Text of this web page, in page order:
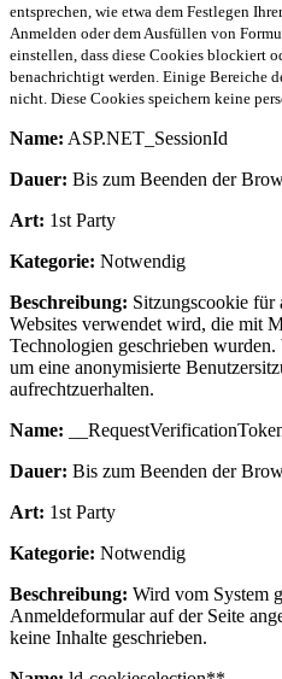
entsprechen, wie etwa dem Festlegen
Anmelden oder dem Ausfüllen von
einstellen, dass diese Cookies blockiert
benachrichtigt werden. Einige Bereiche
nicht. Diese Cookies speichern keine
Name: ASP.NET_SessionId
Dauer: Bis zum Beenden der
Art: 1st Party
Kategorie: Notwendig
Beschreibung: Sitzungscookie für
Websites verwendet wird, die mit
Technologien geschrieben
um eine anonymisierte
aufrechtzuerhalten.
Name:
Dauer: Bis zum Beenden der
Art: 1st Party
Kategorie: Notwendig
Beschreibung: Wird vom System
Anmeldeformular auf der Seite
keine Inhalte geschrieben.